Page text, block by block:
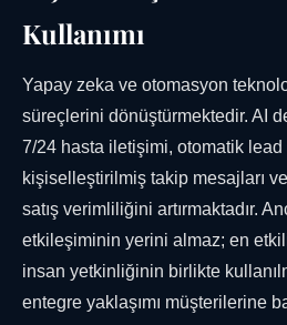
Kullanımı
Yapay zeka ve otomasyon
süreçlerini dönüştürmektedir. AI
7/24 hasta iletişimi, otomatik lead
kişiselleştirilmiş takip mesajları
satış verimliliğini artırmaktadır.
etkileşiminin yerini almaz; en
insan yetkinliğinin birlikte
entegre yaklaşımı müşterilerine